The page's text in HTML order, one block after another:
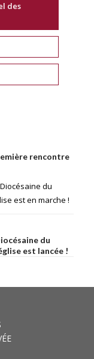
des
rencontre
du
est en marche !
du
est lancée !